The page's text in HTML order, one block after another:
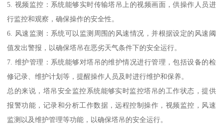
5. 视频监控：系统能够实时传输塔吊上的视频画面，供操作人员进
行监控和观察，确保操作的安全性。
6. 风速监测：系统可以监测周围的风速情况，并根据设定的风速阈
值发出警报，以确保塔吊在恶劣天气条件下的安全运行。
7. 维护管理：系统能够对塔吊的维护情况进行管理，包括设备的检
修记录、维护计划等，提醒操作人员及时进行维护和保养。
总的来说，塔吊安全监控系统能够实时监控塔吊的工作状态，提供
报警功能，记录和分析工作数据，远程控制操作，视频监控，风速
监测以及维护管理等功能，以确保塔吊的安全运行。